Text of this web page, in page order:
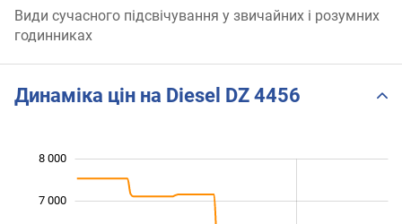
Види сучасного підсвічування у звичайних і розумних
годинниках
Динаміка цін на Diesel DZ 4456
7 000
8 000